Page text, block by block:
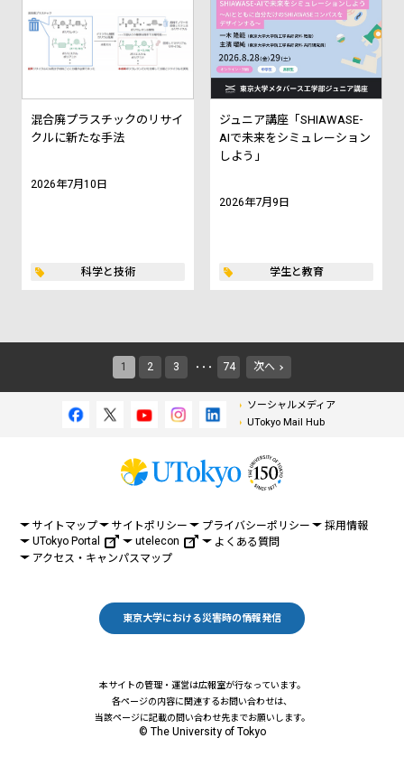
混合廃プラスチックのリサイ
クルに新たな手法
2026年7月10日
科学と技術
ジュニア講座「SHIAWASE-
AIで未来をシミュレーション
しよう」
2026年7月9日
学生と教育
1 2 3 ・・・ 74 次へ
ソーシャルメディア
UTokyo Mail Hub
サイトマップ サイトポリシー プライバシーポリシー
採用情報
UTokyo Portal
utelecon
よくある質問
アクセス・キャンパスマップ
東京大学における災害時の情報発信
本サイトの管理・運営は広報室が行なっています。
各ページの内容に関連するお問い合わせは、
当該ページに記載の問い合わせ先までお願いします。
© The University of Tokyo